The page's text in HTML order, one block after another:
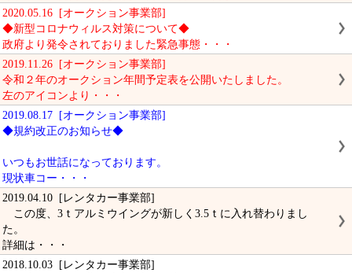
2020.05.16 [オークション事業部]
◆新型コロナウィルス対策について◆
政府より発令されておりました緊急事態・・・
2019.11.26 [オークション事業部]
令和２年のオークション年間予定表を公開いたしました。
左のアイコンより・・・
2019.08.17 [オークション事業部]
◆規約改正のお知らせ◆
いつもお世話になっております。
現状車コー・・・
2019.04.10 [レンタカー事業部]
この度、3ｔアルミウイングが新しく3.5ｔに入れ替わりまし
た。
詳細は・・・
2018.10.03 [レンタカー事業部]